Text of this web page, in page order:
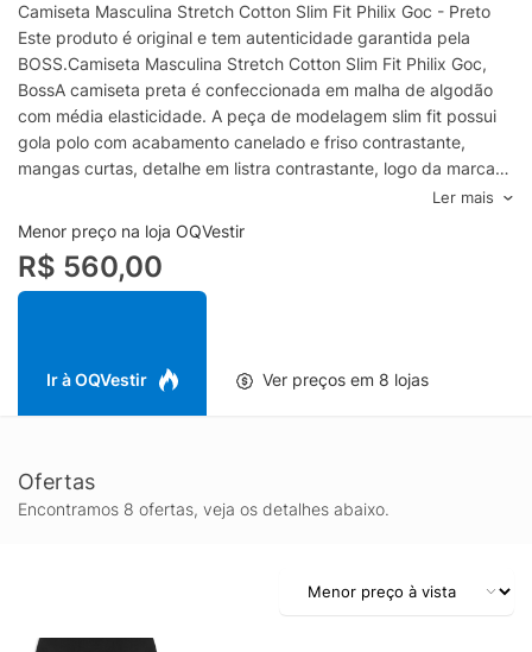
Camiseta Masculina Stretch Cotton Slim Fit Philix Goc - Preto
Este produto é original e tem autenticidade garantida pela
BOSS.Camiseta Masculina Stretch Cotton Slim Fit Philix Goc,
BossA camiseta preta é confeccionada em malha de algodão
com média elasticidade. A peça de modelagem slim fit possui
gola polo com acabamento canelado e friso contrastante,
mangas curtas, detalhe em listra contrastante, logo da marca
aplicado no tórax, acabamento pespontado, barra reta e
fechamento frontal por zíper.- Malha de algodão com
elasticidade- Modelagem slim fit- Gola polo com acabamento
canelado e friso contrastante- Mangas curtas- Fechamento
frontal por zíper- Detalhe frontal em listra contrastante- Logo
92% Algodão 8% ElastanoCor: PretoMarca: Boss
Ler mais
Menor preço na loja OQVestir
R$ 560,00
Ir à OQVestir Ver preços em 8 lojas
Ofertas
Encontramos 8 ofertas, veja os detalhes abaixo.